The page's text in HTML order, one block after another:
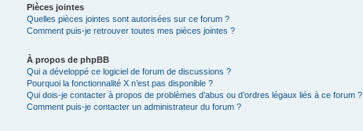
Pièces jointes
Quelles pièces jointes sont autorisées sur ce forum ?
Comment puis-je retrouver toutes mes pièces jointes ?
À propos de phpBB
Qui a développé ce logiciel de forum de discussions ?
Pourquoi la fonctionnalité X n’est pas disponible ?
Qui dois-je contacter à propos de problèmes d’abus ou d’ordres légaux liés à ce forum ?
Comment puis-je contacter un administrateur du forum ?